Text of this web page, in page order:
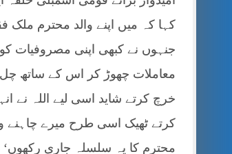
کہا کہ میں اپنے والد محترم
جنہوں نے کبھی اپنی مصروفیات
معاملات چھوڑ کر اس کے ساتھ
خرچ کرتے شاید اسی لیے اللہ نے
کرتے ٹھیک اسی طرح میرے چاہنے